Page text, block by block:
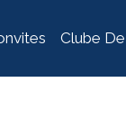
Clube